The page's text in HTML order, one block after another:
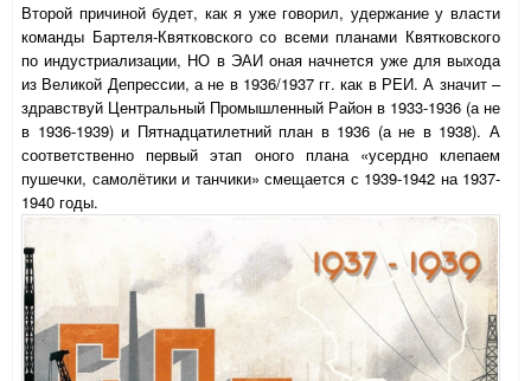
Второй причиной будет, как я уже говорил, удержание у власти
команды Бартеля-Квятковского со всеми планами Квятковского
по индустриализации, НО в ЭАИ оная начнется уже для выхода
из Великой Депрессии, а не в 1936/1937 гг. как в РЕИ. А значит –
здравствуй Центральный Промышленный Район в 1933-1936 (а не
в 1936-1939) и Пятнадцатилетний план в 1936 (а не в 1938). А
соответственно первый этап оного плана «усердно клепаем
пушечки, самолётики и танчики» смещается с 1939-1942 на 1937-
1940 годы.